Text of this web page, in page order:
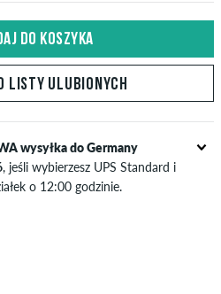
DO KOSZYKA
LISTY ULUBIONYCH
wysyłka do Germany
, jeśli wybierzesz UPS Standard i
o 12:00 godzinie.